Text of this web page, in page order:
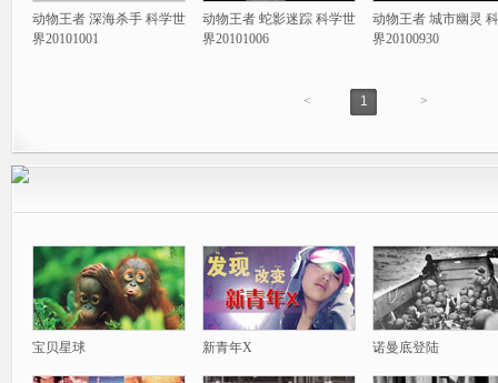
动物王者 深海杀手 科学世
界20101001
动物王者 蛇影迷踪 科学世
界20101006
动物王者 城市幽灵
界20100930
< 1 >
宝贝星球 新青年X 诺曼底登陆